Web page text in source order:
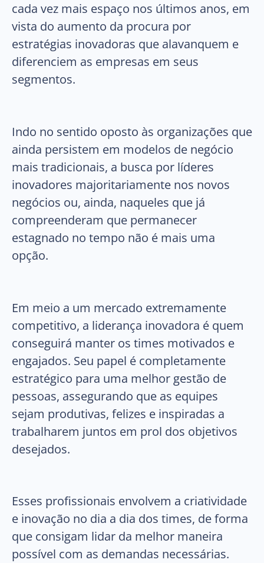
cada vez mais espaço nos últimos anos, em
vista do aumento da procura por
estratégias inovadoras que alavanquem e
diferenciem as empresas em seus
segmentos.
Indo no sentido oposto às organizações que
ainda persistem em modelos de negócio
mais tradicionais, a busca por líderes
inovadores majoritariamente nos novos
negócios ou, ainda, naqueles que já
compreenderam que permanecer
estagnado no tempo não é mais uma
opção.
Em meio a um mercado extremamente
competitivo, a liderança inovadora é quem
conseguirá manter os times motivados e
engajados. Seu papel é completamente
estratégico para uma melhor gestão de
pessoas, assegurando que as equipes
sejam produtivas, felizes e inspiradas a
trabalharem juntos em prol dos objetivos
desejados.
Esses profissionais envolvem a criatividade
e inovação no dia a dia dos times, de forma
que consigam lidar da melhor maneira
possível com as demandas necessárias.